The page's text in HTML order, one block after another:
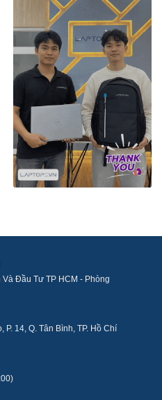
Đầu Tư TP HCM - Phòng
14, Q. Tân Bình, TP. Hồ Chí